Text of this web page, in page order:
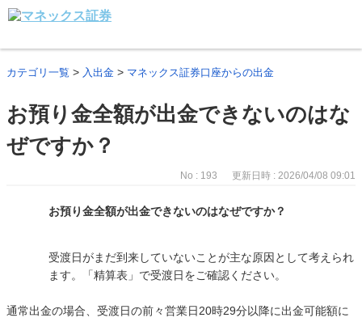
カテゴリ一覧 > 入出金 > マネックス証券口座からの出金
お預り金全額が出金できないのはな
ぜですか？
No : 193 更新日時 : 2026/04/08 09:01
お預り金全額が出金できないのはなぜですか？
受渡日がまだ到来していないことが主な原因として考えられ
ます。「精算表」で受渡日をご確認ください。
通常出金の場合、受渡日の前々営業日20時29分以降に出金可能額に